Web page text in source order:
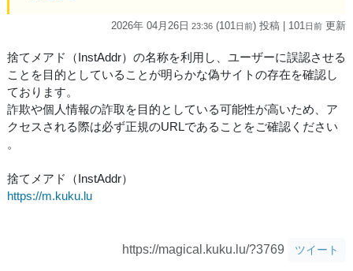
2026年 04月26日 23:36 (101 日前) 投稿 | 101 日前 更新
捨てメアド（InstAddr）の名称を利用し、ユーザーに誤認させる
ことを目的としていることが明らかな偽サイトの存在を確認し
ております。
詐欺や個人情報の詐取を目的としている可能性が高いため、ア
クセスされる際は必ず正規のURLであることをご確認ください
。
捨てメアド（InstAddr）
https://m.kuku.lu
https://magical.kuku.lu/?3769 ツイート